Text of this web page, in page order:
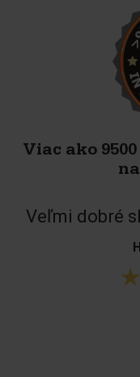
Viac ako
Veľmi dobré